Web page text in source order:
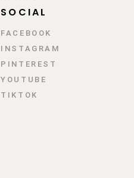
SOCIAL
FACEBOOK
INSTAGRAM
PINTEREST
YOUTUBE
TIKTOK